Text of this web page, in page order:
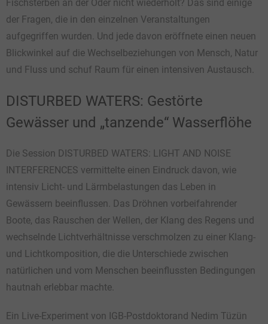
Fischsterben an der Oder nicht wiederholt? Das sind einige
der Fragen, die in den einzelnen Veranstaltungen
aufgegriffen wurden. Und jede davon eröffnete einen neuen
Blickwinkel auf die Wechselbeziehungen von Mensch, Natur
und Fluss und schuf Raum für einen intensiven Austausch.
DISTURBED WATERS: Gestörte
Gewässer und „tanzende“ Wasserflöhe
Die Session DISTURBED WATERS: LIGHT AND NOISE
INTERFERENCES vermittelte einen Eindruck davon, wie
intensiv Licht- und Lärmbelastungen das Leben in
Gewässern beeinflussen. Das Dröhnen vorbeifahrender
Boote, das Rauschen der Wellen, der Klang des Regens und
wechselnde Lichtverhältnisse verschmolzen zu einer Klang-
und Lichtkomposition, die die Unterschiede zwischen
natürlichen und vom Menschen beeinflussten Bedingungen
hautnah erlebbar machte.
Ein Live-Experiment von IGB-Postdoktorand Nedim Tüzün